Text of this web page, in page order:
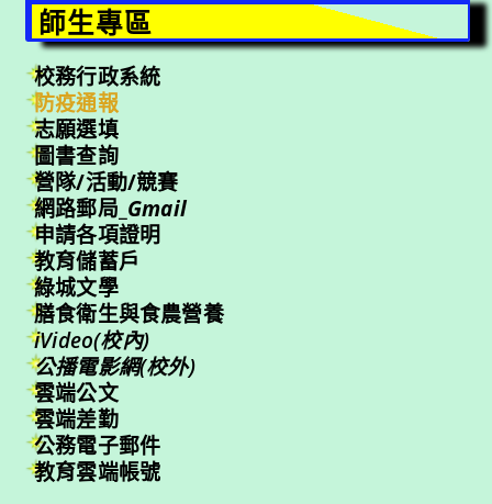
師生專區
校務行政系統
防疫通報
志願選填
圖書查詢
營隊/活動/競賽
網路郵局_ Gmail
申請各項證明
教育儲蓄戶
綠城文學
膳食衛生與食農營養
iVideo(校內)
公播電影網(校外)
雲端公文
雲端差勤
公務電子郵件
教育雲端帳號